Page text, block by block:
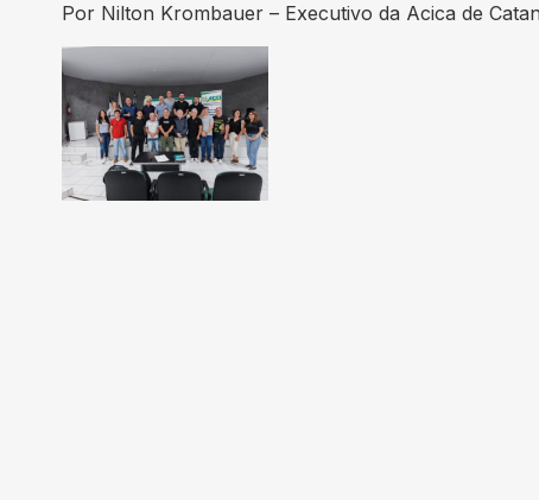
Por Nilton Krombauer – Executivo da Acica de